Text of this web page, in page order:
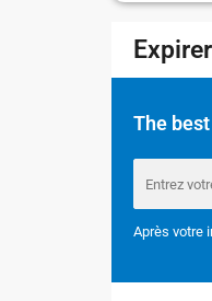
The
Après votre